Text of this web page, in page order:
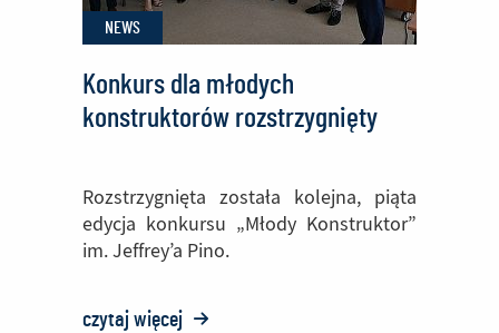
w
okolicach
Tarlac
na
NEWS
Konkurs dla młodych
konstruktorów rozstrzygnięty
Rozstrzygnięta została kolejna, piąta
edycja konkursu „Młody Konstruktor”
im. Jeffrey’a Pino.
czytaj więcej o: